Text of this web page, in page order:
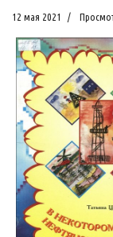
12 мая 2021